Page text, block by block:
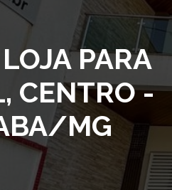
PARA
CENTRO -
MG